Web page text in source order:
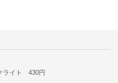
ライト 430円